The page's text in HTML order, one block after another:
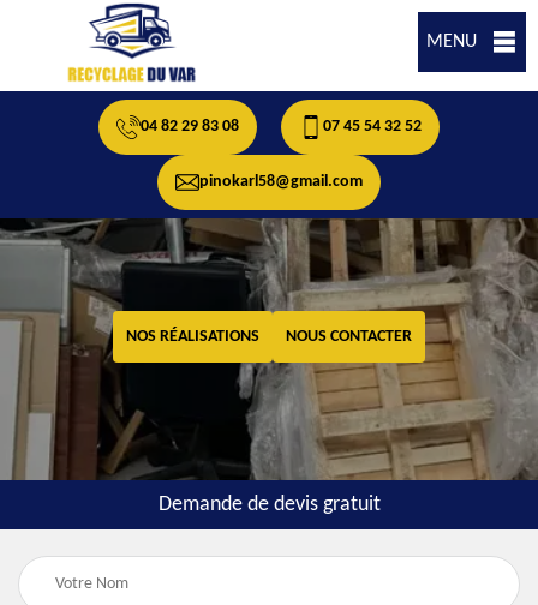
MENU
04 82 29 83 08 07 45 54 32 52
pinokarl58@gmail.com
NOS RÉALISATIONS NOUS CONTACTER
Demande de devis gratuit